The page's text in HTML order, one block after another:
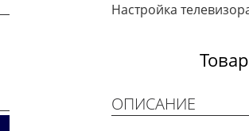
Настройка
ОПИСАНИЕ